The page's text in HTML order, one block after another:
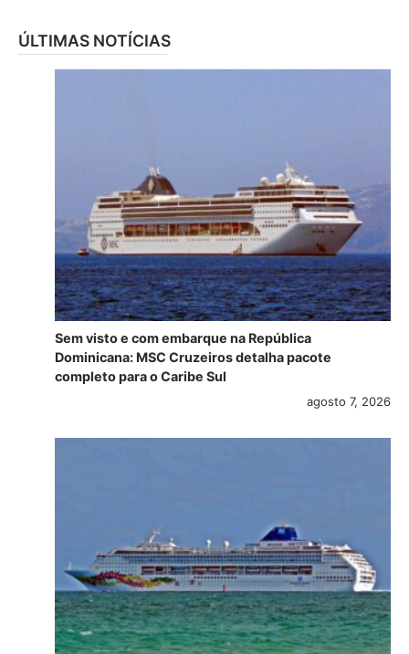
ÚLTIMAS NOTÍCIAS
Sem visto e com embarque na República
Dominicana: MSC Cruzeiros detalha pacote
completo para o Caribe Sul
agosto 7, 2026